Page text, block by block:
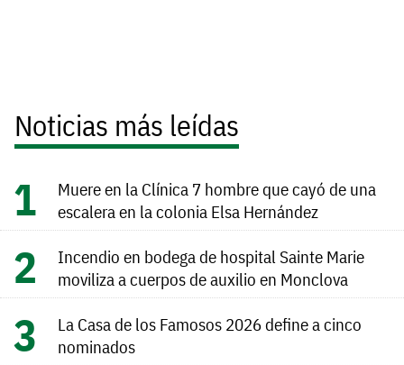
Noticias más leídas
Muere en la Clínica 7 hombre que cayó de una
escalera en la colonia Elsa Hernández
Incendio en bodega de hospital Sainte Marie
moviliza a cuerpos de auxilio en Monclova
La Casa de los Famosos 2026 define a cinco
nominados